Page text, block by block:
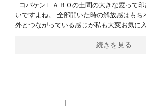
コバケンＬＡＢＯの土間の大きな窓って
いですよね。 全部開いた時の解放感はもち
外とつながっている感じが私も大変お気に
続きを見る